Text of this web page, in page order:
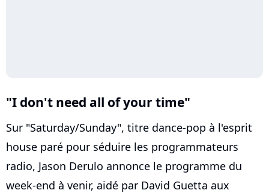
"I don't need all of your time"
Sur "Saturday/Sunday", titre dance-pop à l'esprit
house paré pour séduire les programmateurs
radio, Jason Derulo annonce le programme du
week-end à venir, aidé par David Guetta aux